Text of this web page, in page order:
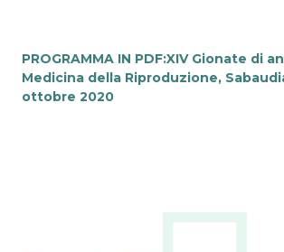
PROGRAMMA IN PDF:XIV Gionate di
Medicina della Riproduzione,
ottobre 2020